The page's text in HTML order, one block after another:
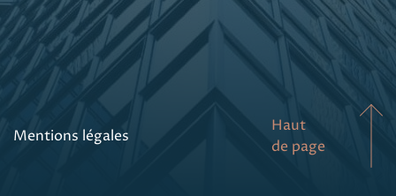
Mentions légales
Haut
de page